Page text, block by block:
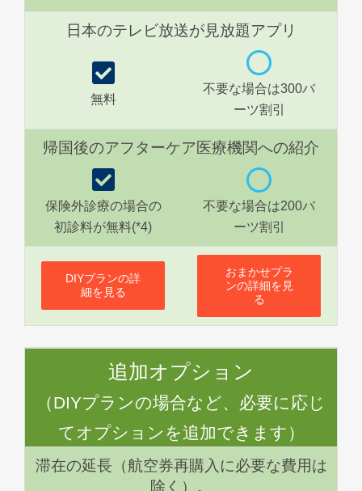
日本のテレビ放送が見放題アプリ
無料
不要な場合は300バ
ーツ割引
帰国後のアフターケア医療機関への紹介
保険外診療の場合の
初診料が無料(*4)
不要な場合は200バ
ーツ割引
DIYプランの詳
細を見る
おまかせプラ
ンの詳細を見
る
追加オプション
（DIYプランの場合など、必要に応じ
てオプションを追加できます）
滞在の延長（航空券再購入に必要な費用は
除く）。